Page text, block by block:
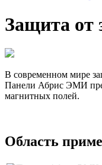
Защита от
В современном мире
Панели Абрис ЭМИ
магнитных полей.
Область